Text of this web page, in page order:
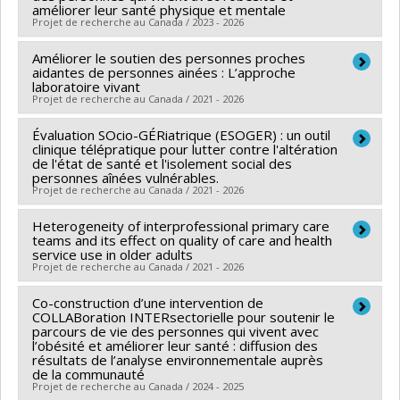
Funding sources:MSSS/Ministère de la Santé et des
Services sociaux
Grant programs:
améliorer leur santé physique et mentale
Projet de recherche au Canada / 2023 - 2026
Lead researcher : Géraldine Layani
Co-researchers : Antoine Boivin , Brigitte Vachon
Nadia Sourial,Lily Lessard,Audrey L'Espérance
Jean-Baptiste GARTNER
Améliorer le soutien des personnes proches
aidantes de personnes ainées : L’approche
laboratoire vivant
Projet de recherche au Canada / 2021 - 2026
Lead researcher : Olivier Beauchet
Co-researchers : Nadia Sourial,Kim Sawchuk ,Sophie
Éthier
Funding sources:FRQS/Fonds de recherche du
Québec - Santé (FRSQ)
Grant programs:PVXXXXXX-Plateforme de
financements de la recherche intersectorielle sur le
vieillissement - volet Living Lab (financement partagé
entre les fonds de recherche du Québec)
Évaluation SOcio-GÉRiatrique (ESOGER) : un outil
clinique télépratique pour lutter contre l'altération
de l'état de santé et l'isolement social des
personnes aînées vulnérables.
Projet de recherche au Canada / 2021 - 2026
Lead researcher : Olivier Beauchet
Co-researchers : Nadia Sourial
Funding sources:FRQSC/Fonds de recherche du
Québec - Société et culture (FQRSC)
Grant programs:PVXXXXXX-(AC) Actions concertées -
générique
Heterogeneity of interprofessional primary care
teams and its effect on quality of care and health
service use in older adults
Projet de recherche au Canada / 2021 - 2026
Lead researcher : Nadia Sourial
Co-researchers : Janusz Kaczorowski,Cristina Longo
Catherine Hudon,Mylaine Breton ,Claire Godard-
Sebillotte,Anaïs Lacasse
Funding sources:IRSC/Instituts de recherche en santé
Co-construction d’une intervention de
COLLABoration INTERsectorielle pour soutenir le
parcours de vie des personnes qui vivent avec
l’obésité et améliorer leur santé : diffusion des
résultats de l’analyse environnementale auprès
de la communauté
Projet de recherche au Canada / 2024 - 2025